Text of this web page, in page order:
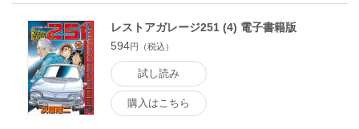
レストアガレージ251 (4) 電子書籍版
594円（税込）
試し読み
購入はこちら